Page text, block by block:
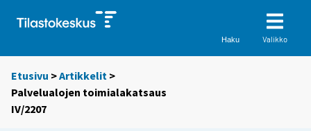
Haku Valikko
Etusivu >Artikkelit >
Palvelualojen toimialakatsaus
IV/2207